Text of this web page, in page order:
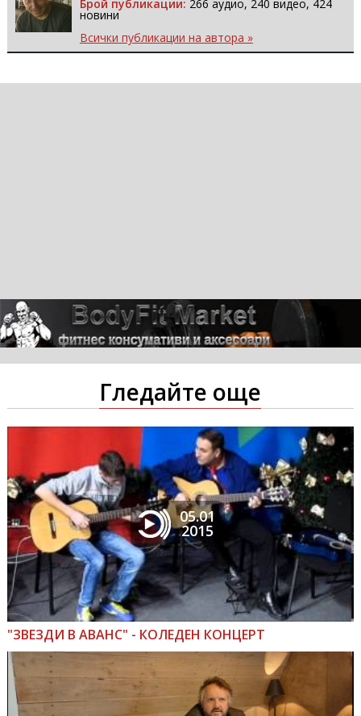
Брой публикации: 266 аудио, 240 видео, 424
новини
Всички публикации на автора »
Гледайте още
05.01
2015
"ЗВЕЗДИ В АВАНС" - КОЛЕДЕН КОНЦЕРТ